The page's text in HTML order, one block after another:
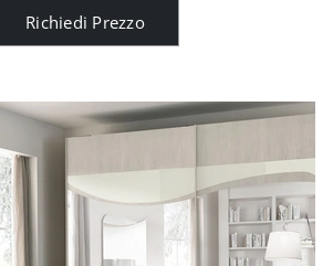
Richiedi Prezzo